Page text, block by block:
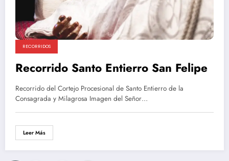
RECORRIDOS
Recorrido Santo Entierro San Felipe
Recorrido del Cortejo Procesional de Santo Entierro de la
Consagrada y Milagrosa Imagen del Señor…
Leer Más